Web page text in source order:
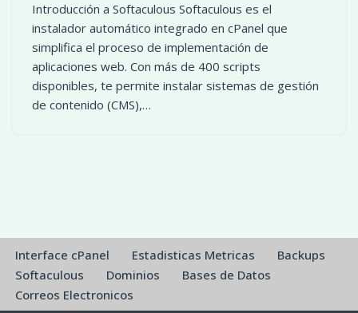
Introducción a Softaculous Softaculous es el
instalador automático integrado en cPanel que
simplifica el proceso de implementación de
aplicaciones web. Con más de 400 scripts
disponibles, te permite instalar sistemas de gestión
de contenido (CMS),…
Interface cPanel Estadisticas Metricas
Backups
Softaculous
Dominios
Bases de Datos
Correos Electronicos